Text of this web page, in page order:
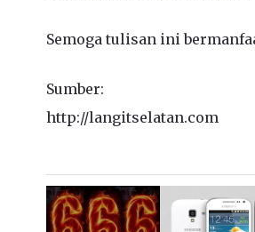
Semoga tulisan ini
Sumber:
http://langitselatan.com